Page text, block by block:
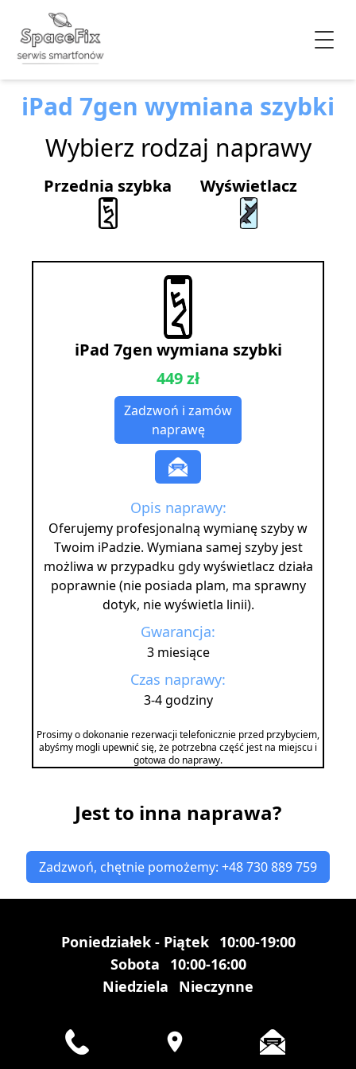
iPad 7gen wymiana szybki
Wybierz rodzaj naprawy
Przednia szybka Wyświetlacz
iPad 7gen wymiana szybki
449 zł
Zadzwoń i zamów
naprawę
Opis naprawy:
Oferujemy profesjonalną wymianę szyby w
Twoim iPadzie. Wymiana samej szyby jest
możliwa w przypadku gdy wyświetlacz działa
poprawnie (nie posiada plam, ma sprawny
dotyk, nie wyświetla linii).
Gwarancja:
3 miesiące
Czas naprawy:
3-4 godziny
Prosimy o dokonanie rezerwacji telefonicznie przed przybyciem,
abyśmy mogli upewnić się, że potrzebna część jest na miejscu i
gotowa do naprawy.
Jest to inna naprawa?
Zadzwoń, chętnie pomożemy: +48 730 889 759
Poniedziałek - Piątek 10:00-19:00
Sobota
10:00-16:00
Niedziela
Nieczynne